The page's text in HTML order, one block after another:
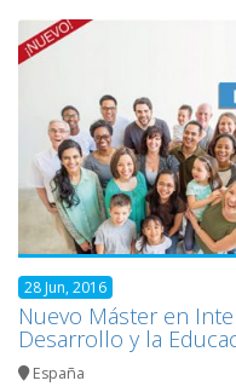
28 Jun, 2016
Nuevo Máster en
Desarrollo y la
España